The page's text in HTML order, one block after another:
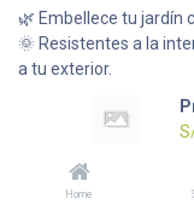
Home
🌿 Embellece tu jardín
🌞 Resistentes a la
a tu exterior.
42.37